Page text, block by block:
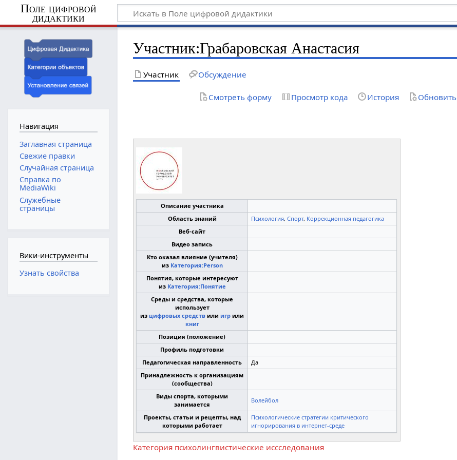
Поле цифровой
дидактики
Участник:Грабаровская Анастасия
Участник Обсуждение
Смотреть форму Просмотр кода История Обновить
Описание участника
Область знаний
Психология, Спорт, Коррекционная педагогика
Веб-сайт
Видео запись
Кто оказал влияние (учителя)
из Категория:Person
Понятия, которые интересуют
из Категория:Понятие
Среды и средства, которые
использует
изцифровых средств илиигр или
книг
Позиция (положение)
Профиль подготовки
Педагогическая направленность
Да
Принадлежность к организациям
(сообщества)
Виды спорта, которыми
занимается
Волейбол
Проекты, статьи и рецепты, над
которыми работает
Психологические стратегии критического
игнорирования в интернет-среде
Категория психолингвистические иссследования
Навигация
Заглавная страница
Свежие правки
Случайная страница
Справка по
MediaWiki
Служебные
страницы
Вики-инструменты
Узнать свойства